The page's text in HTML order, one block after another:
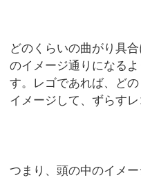
どのくらいの曲がり具
のイメージ通りになる
す。レゴであれば、ど
イメージして、ずらす
つまり、頭の中のイメ